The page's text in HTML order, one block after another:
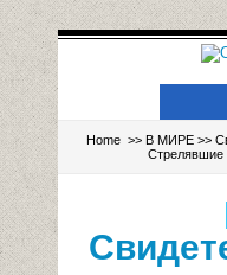
Home >> В МИРЕ>>
Стрелявшие